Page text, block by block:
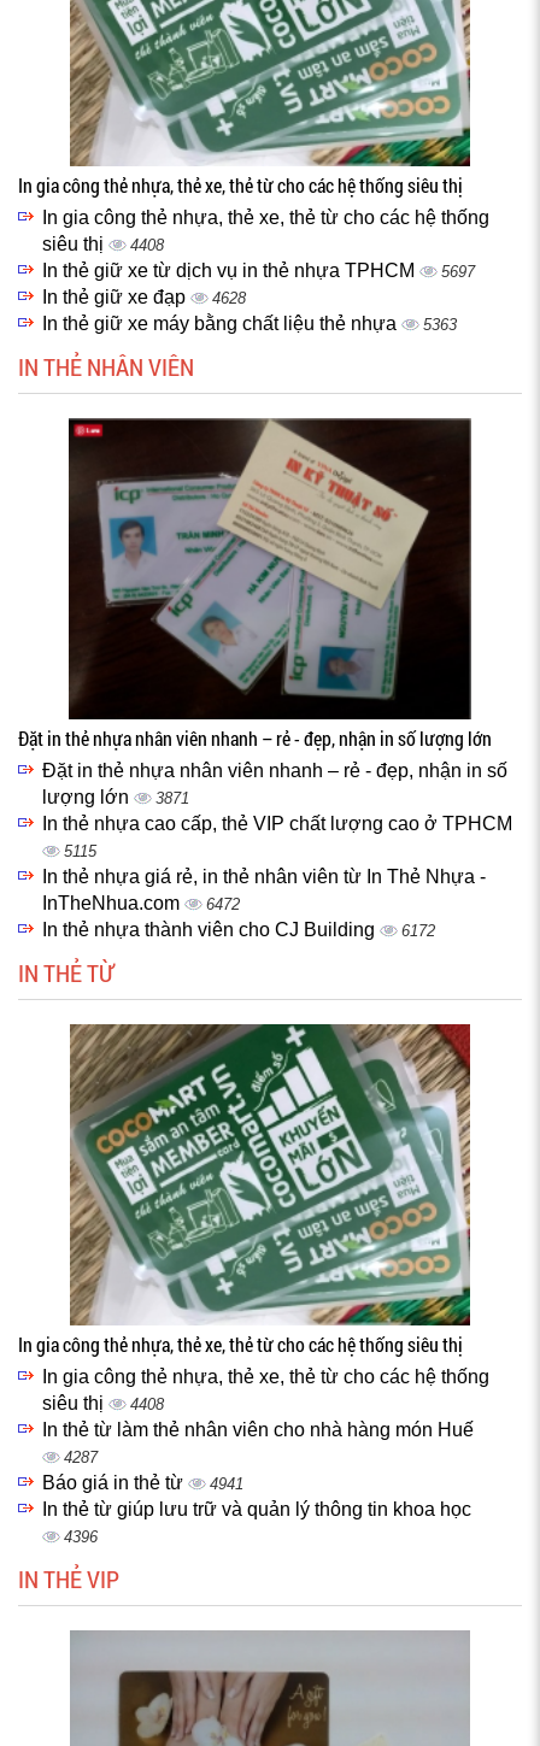
In gia công thẻ nhựa, thẻ xe, thẻ từ cho các hệ thống siêu thị
In gia công thẻ nhựa, thẻ xe, thẻ từ cho các hệ thống
siêu thị
4408
In thẻ giữ xe từ dịch vụ in thẻ nhựa TPHCM 5697
In thẻ giữ xe đạp 4628
In thẻ giữ xe máy bằng chất liệu thẻ nhựa 5363
IN THẺ NHÂN VIÊN
Đặt in thẻ nhựa nhân viên nhanh – rẻ - đẹp, nhận in số lượng lớn
Đặt in thẻ nhựa nhân viên nhanh – rẻ - đẹp, nhận in số
lượng lớn
3871
In thẻ nhựa cao cấp, thẻ VIP chất lượng cao ở TPHCM
5115
In thẻ nhựa giá rẻ, in thẻ nhân viên từ In Thẻ Nhựa -
InTheNhua.com
6472
In thẻ nhựa thành viên cho CJ Building 6172
IN THẺ TỪ
In gia công thẻ nhựa, thẻ xe, thẻ từ cho các hệ thống siêu thị
In gia công thẻ nhựa, thẻ xe, thẻ từ cho các hệ thống
siêu thị
4408
In thẻ từ làm thẻ nhân viên cho nhà hàng món Huế
4287
Báo giá in thẻ từ 4941
In thẻ từ giúp lưu trữ và quản lý thông tin khoa học
4396
IN THẺ VIP